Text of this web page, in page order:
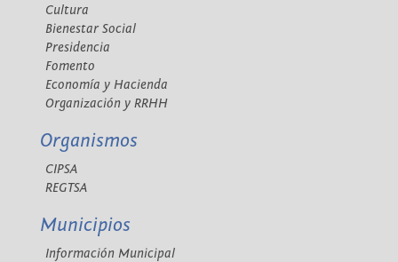
Cultura
Bienestar Social
Presidencia
Fomento
Economía y Hacienda
Organización y RRHH
Organismos
CIPSA
REGTSA
Municipios
Información Municipal